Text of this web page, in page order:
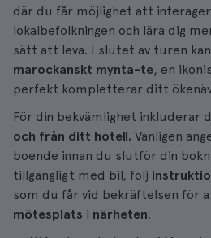
där du får möjlighet att
lokalbefolkningen och lära dig
sätt att leva. I slutet av turen
marockanskt mynta-te, en
perfekt kompletterar ditt
För din bekvämlighet inkluderar
och från ditt hotell. Vänligen
boende innan du slutför din
tillgängligt med bil, följ
som du får vid bekräftelsen för
mötesplats i närheten.